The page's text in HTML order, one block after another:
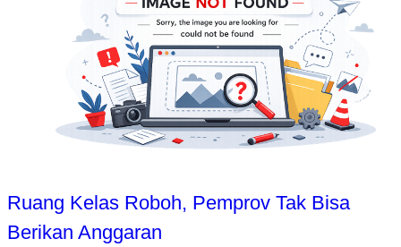
Ruang Kelas Roboh, Pemprov Tak Bisa
Berikan Anggaran